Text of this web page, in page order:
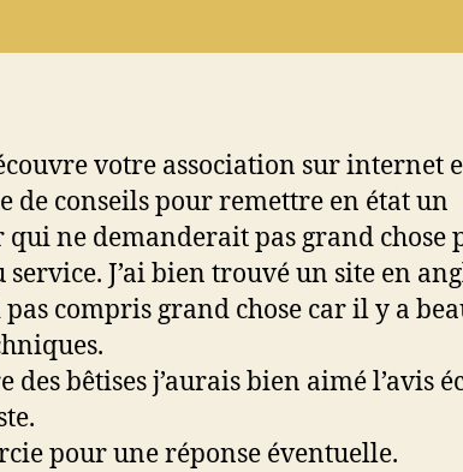
votre association sur internet
de conseils pour remettre en état un
qui ne demanderait pas grand chose
J’ai bien trouvé un site en
pas compris grand chose car il y a
des bêtises j’aurais bien aimé l’avis
pour une réponse éventuelle.